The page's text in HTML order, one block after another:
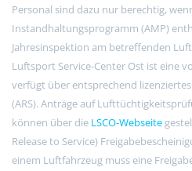
Personal sind dazu nur berechtig,
Instandhaltungsprogramm (AMP)
Jahresinspektion am betreffenden
Luftsport Service-Center Ost ist eine
verfügt über entsprechend
(ARS). Anträge auf
können über die LSCO-Webseite
Release to Service)
einem Luftfahrzeug muss eine